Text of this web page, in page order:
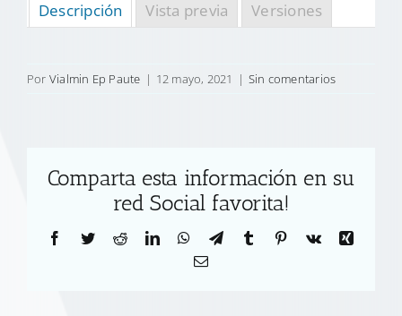
Descripción Vista previa Versiones
Por Vialmin Ep Paute | 12 mayo, 2021 | Sin comentarios
Comparta esta información en su
red Social favorita!
Facebook
TwitterRedditLinkedInWhatsApp
TelegramTumblr Pinterest
Vk
Xing
Correo